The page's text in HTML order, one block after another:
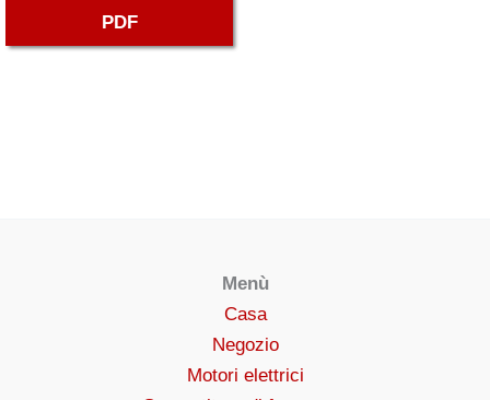
PDF
Menù
Casa
Negozio
Motori elettrici